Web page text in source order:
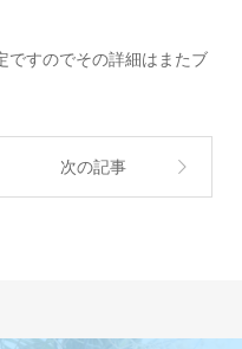
ですのでその詳細はまたブ
次の記事